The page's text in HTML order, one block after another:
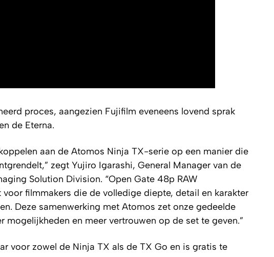
proces, aangezien Fujifilm eveneens lovend sprak
de Eterna.
aan de Atomos Ninja TX-serie op een manier die
zegt Yujiro Igarashi, General Manager van de
Solution Division. “Open Gate 48p RAW
filmmakers die de volledige diepte, detail en karakter
Deze samenwerking met Atomos zet onze gedeelde
en meer vertrouwen op de set te geven.”
voor zowel de Ninja TX als de TX Go en is gratis te